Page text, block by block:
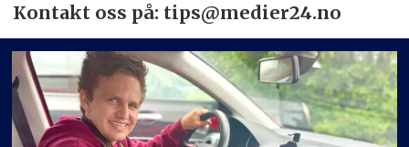
Kontakt oss på: tips@medier24.no